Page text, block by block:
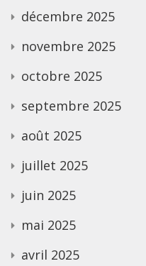
décembre 2025
novembre 2025
octobre 2025
septembre 2025
août 2025
juillet 2025
juin 2025
mai 2025
avril 2025